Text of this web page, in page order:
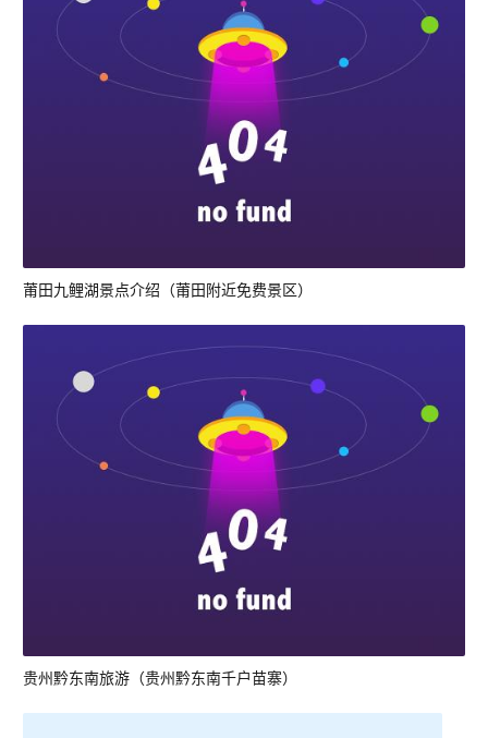
莆田九鲤湖景点介绍（莆田附近免费景区）
贵州黔东南旅游（贵州黔东南千户苗寨）